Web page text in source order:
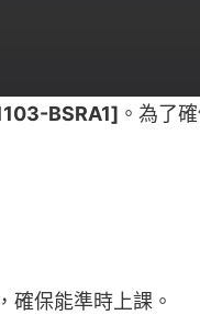
BSRA1] 。為了
確保能準時上課。